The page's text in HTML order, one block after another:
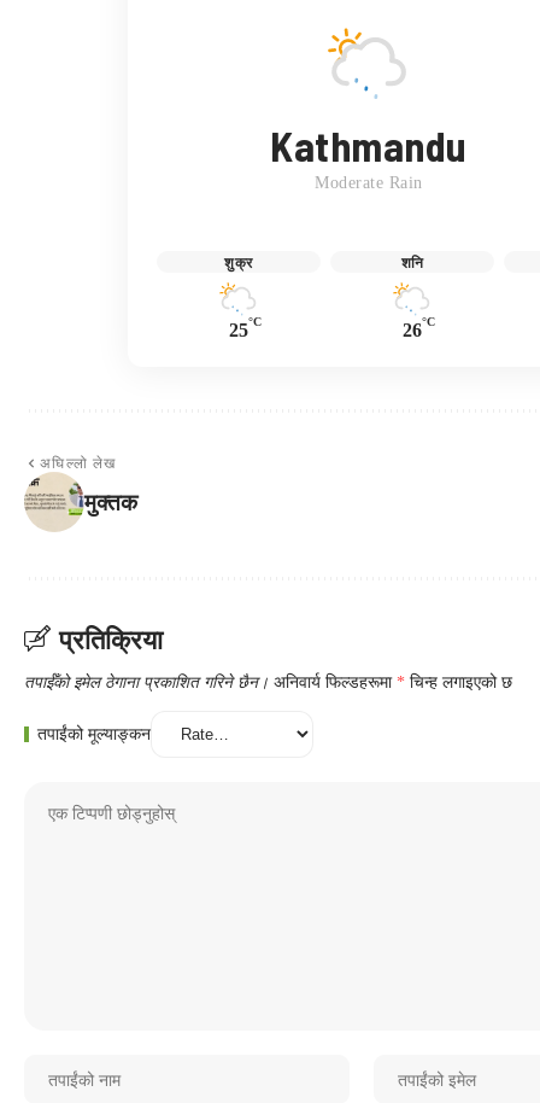
Kathmandu
Moderate Rain
शुक्र
25°C
शनि
26°C
अघिल्लो लेख
मुक्तक
प्रतिक्रिया
तपाईँको इमेल ठेगाना प्रकाशित गरिने छैन। अनिवार्य फिल्डहरूमा * चिन्ह लगाइएको छ
तपाईंको मूल्याङ्कन